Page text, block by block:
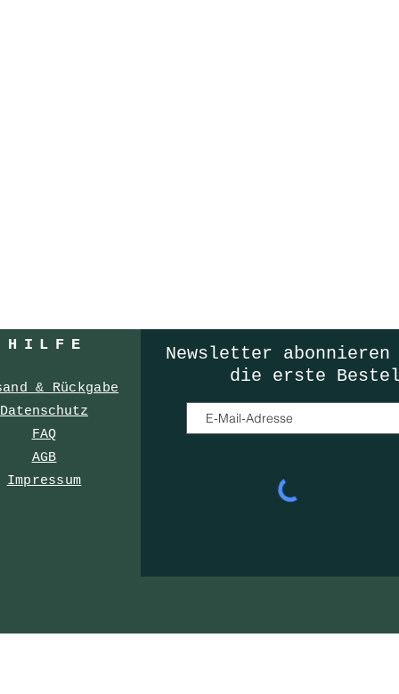
HILF E
& Rückgabe
Datenschutz
FAQ
AGB
Impressum
Newsletter
die erste